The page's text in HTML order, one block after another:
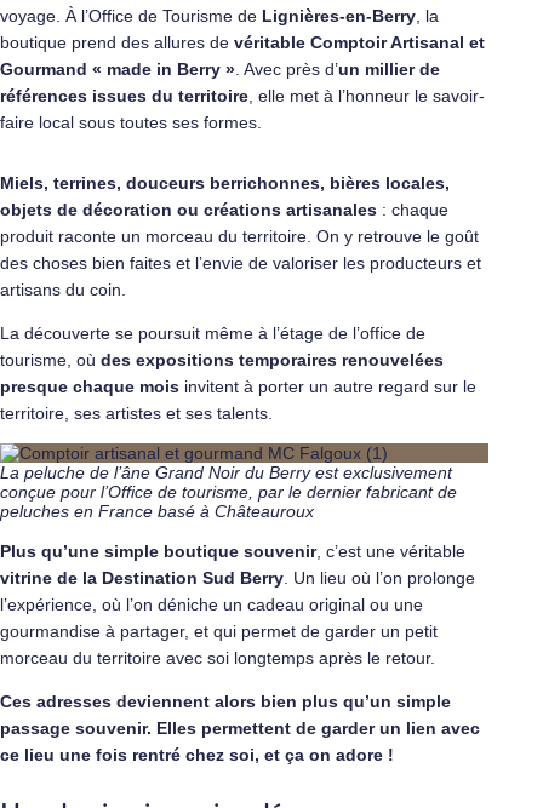
voyage. À l’Office de Tourisme de Lignières-en-Berry , la
boutique prend des allures de véritable Comptoir Artisanal et
Gourmand « made in Berry » . Avec près d’un millier de
références issues du territoire , elle met à l’honneur le savoir-
faire local sous toutes ses formes.
Miels, terrines, douceurs berrichonnes, bières locales,
objets de décoration ou créations artisanales : chaque
produit raconte un morceau du territoire. On y retrouve le goût
des choses bien faites et l’envie de valoriser les producteurs et
artisans du coin.
La découverte se poursuit même à l’étage de l’office de
tourisme, où des expositions temporaires renouvelées
presque chaque mois invitent à porter un autre regard sur le
territoire, ses artistes et ses talents.
La peluche de l’âne Grand Noir du Berry est exclusivement
conçue pour l’Office de tourisme, par le dernier fabricant de
peluches en France basé à Châteauroux
Plus qu’une simple boutique souvenir, c’est une véritable
vitrine de la Destination Sud Berry . Un lieu où l’on prolonge
l’expérience, où l’on déniche un cadeau original ou une
gourmandise à partager, et qui permet de garder un petit
morceau du territoire avec soi longtemps après le retour.
Ces adresses deviennent alors bien plus qu’un simple
passage souvenir. Elles permettent de garder un lien avec
ce lieu une fois rentré chez soi, et ça on adore !